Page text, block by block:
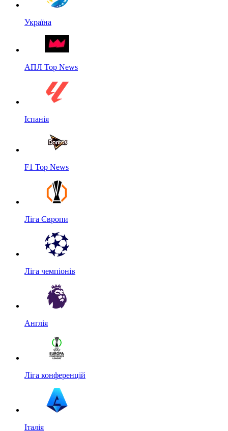
Україна
АПЛ Top News
Іспанія
F1 Top News
Ліга Європи
Ліга чемпіонів
Англія
Ліга конференцій
Італія